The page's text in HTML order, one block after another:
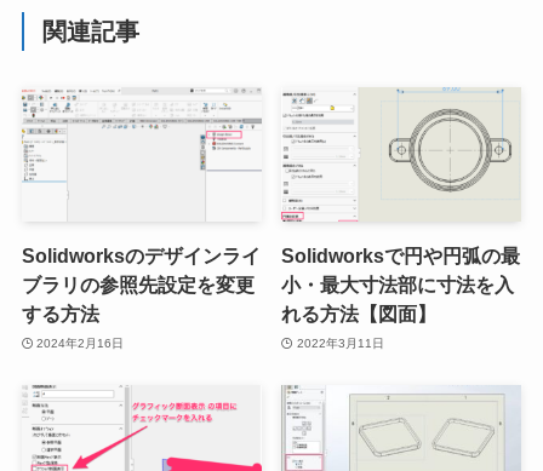
関連記事
Solidworksのデザインライ
ブラリの参照先設定を変更
する方法
2024年2月16日
Solidworksで円や円弧の最
小・最大寸法部に寸法を入
れる方法【図面】
2022年3月11日